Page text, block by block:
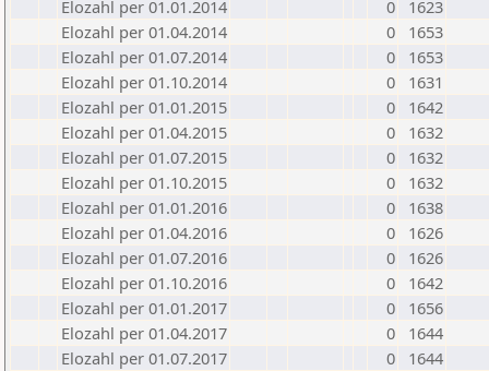
Elozahl per 01.01.2014
0
1623
Elozahl per 01.04.2014
0
1653
Elozahl per 01.07.2014
0
1653
Elozahl per 01.10.2014
0
1631
Elozahl per 01.01.2015
0
1642
Elozahl per 01.04.2015
0
1632
Elozahl per 01.07.2015
0
1632
Elozahl per 01.10.2015
0
1632
Elozahl per 01.01.2016
0
1638
Elozahl per 01.04.2016
0
1626
Elozahl per 01.07.2016
0
1626
Elozahl per 01.10.2016
0
1642
Elozahl per 01.01.2017
0
1656
Elozahl per 01.04.2017
0
1644
Elozahl per 01.07.2017
0
1644